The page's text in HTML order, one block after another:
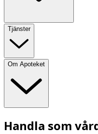
Tjänster
Om Apoteket
Handla som